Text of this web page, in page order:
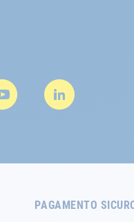
PAGAMENTO